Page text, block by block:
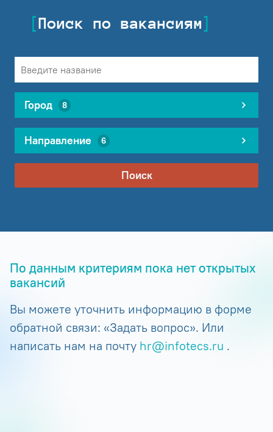
Поиск по вакансиям
Город 8
Направление 6
Поиск
По данным критериям пока нет открытых
вакансий
Вы можете уточнить информацию в форме
обратной связи: «Задать вопрос». Или
написать нам на почту hr@infotecs.ru .